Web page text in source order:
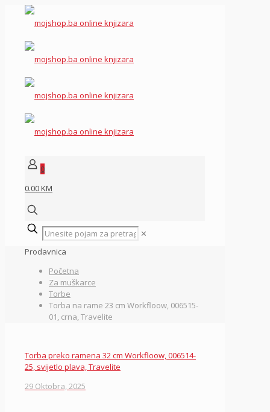
0
0.00 KM
✕
Prodavnica
Početna
Za muškarce
Torbe
Torba na rame 23 cm Workfloow, 006515-
01, crna, Travelite
Torba preko ramena 32 cm Workfloow, 006514-
25, svijetlo plava, Travelite
29 Oktobra, 2025